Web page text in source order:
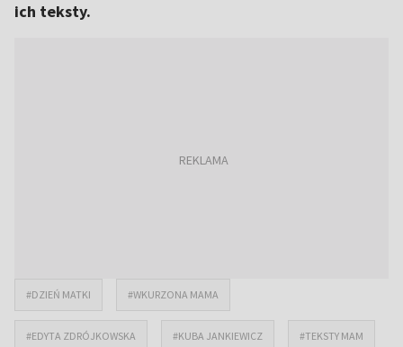
ich teksty.
#DZIEŃ MATKI #WKURZONA MAMA
#EDYTA ZDRÓJKOWSKA #KUBA JANKIEWICZ #TEKSTY MAM